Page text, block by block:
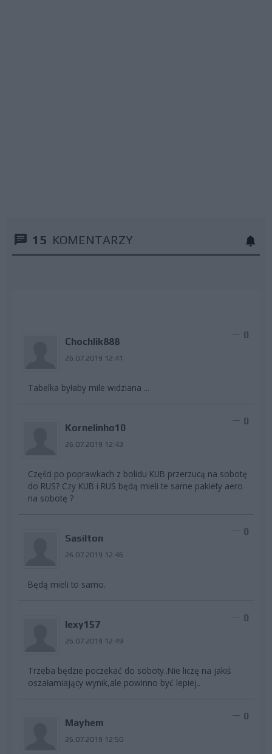
15 KOMENTARZY
Chochlik888
26.07.2019 12:41
0
Tabelka byłaby mile widziana ...
Kornelinho10
26.07.2019 12:43
0
Części po poprawkach z bolidu KUB przerzucą na sobotę
do RUS? Czy KUB i RUS będą mieli te same pakiety aero
na sobotę ?
Sasilton
26.07.2019 12:46
0
Będą mieli to samo.
lexy157
26.07.2019 12:49
0
Trzeba będzie poczekać do soboty..Nie liczę na jakiś
oszałamiający wynik,ale powinno być lepiej..
Mayhem
26.07.2019 12:50
0